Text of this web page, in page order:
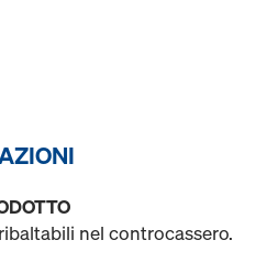
nel controcassero.